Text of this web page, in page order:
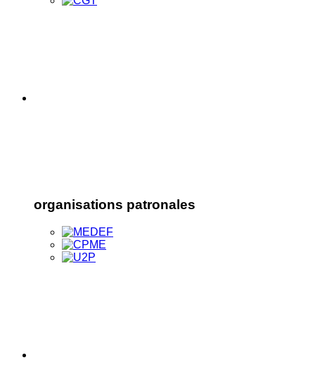
organisations patronales